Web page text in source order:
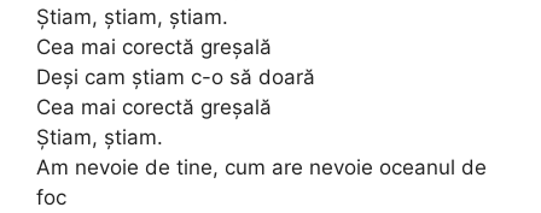
Știam, știam, știam.
Cea mai corectă greșală
Deși cam știam c-o să doară
Cea mai corectă greșală
Știam, știam.
Am nevoie de tine, cum are nevoie oceanul de
foc